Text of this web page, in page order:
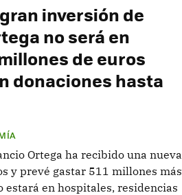
inversión de
no será en
de euros
donaciones hasta
Ortega ha recibido una nueva
y prevé gastar 511 millones más
estará en hospitales, residencias